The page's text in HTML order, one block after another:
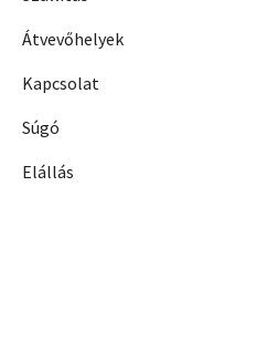
Átvevőhelyek
Kapcsolat
Súgó
Elállás